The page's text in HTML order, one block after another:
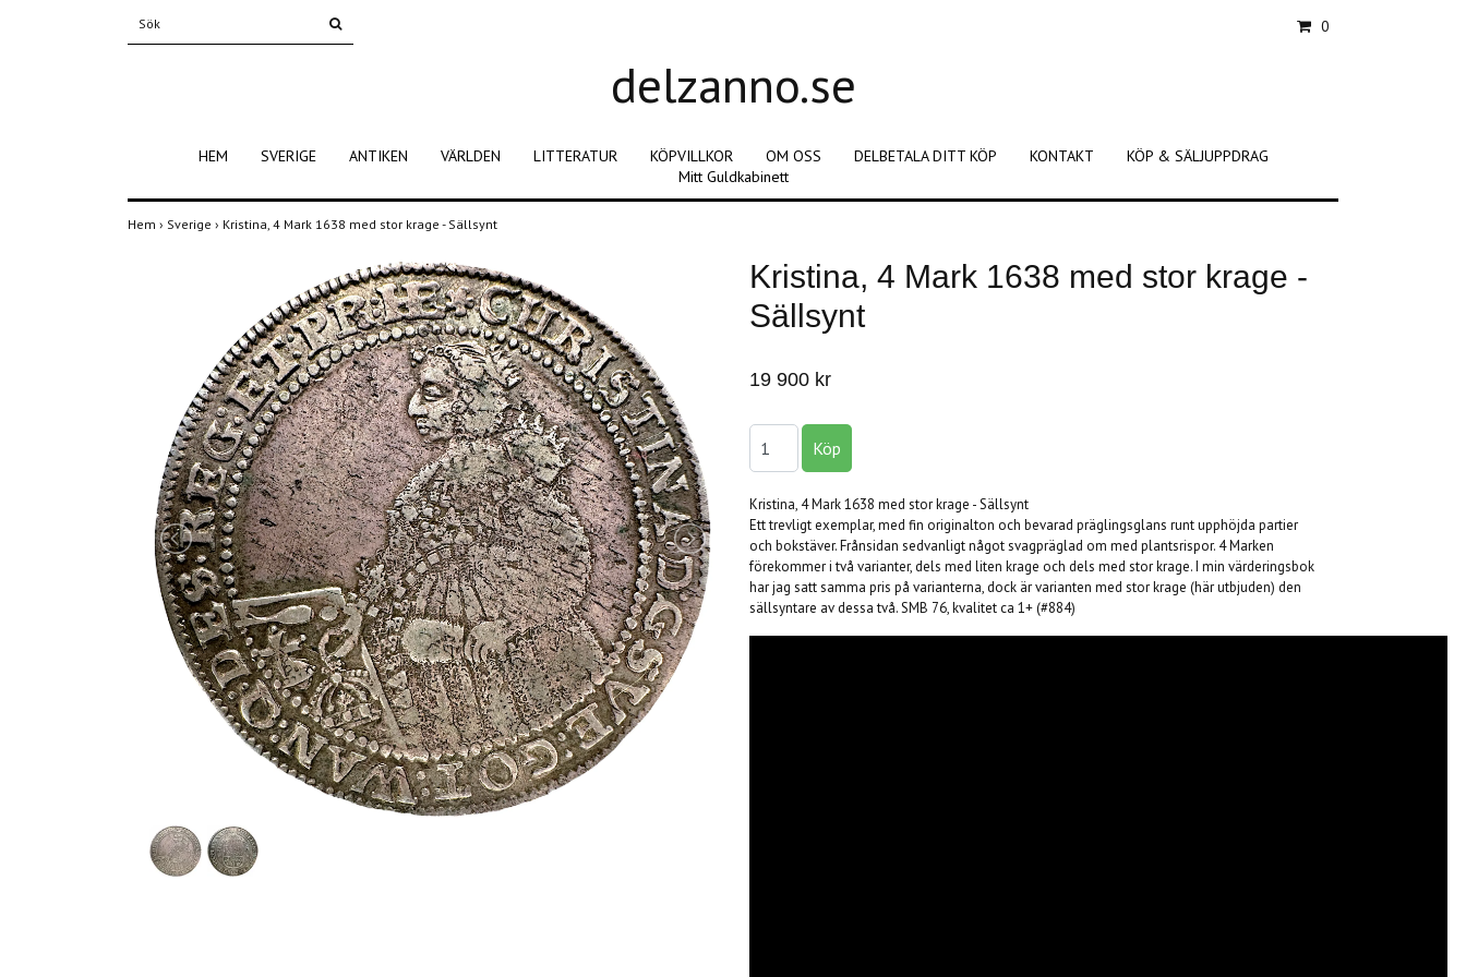
0
delzanno.se
HEM SVERIGE ANTIKEN VÄRLDEN LITTERATUR KÖPVILLKOR OM OSS DELBETALA DITT KÖP KONTAKT
KÖP & SÄLJUPPDRAG
Mitt Guldkabinett
Hem › Sverige › Kristina, 4 Mark 1638 med stor krage - Sällsynt
Kristina, 4 Mark 1638 med stor krage -
Sällsynt
19 900 kr
Kristina, 4 Mark 1638 med stor krage - Sällsynt
Ett trevligt exemplar, med fin originalton och bevarad präglingsglans runt upphöjda partier
och bokstäver. Frånsidan sedvanligt något svagpräglad om med plantsrispor. 4 Marken
förekommer i två varianter, dels med liten krage och dels med stor krage. I min värderingsbok
har jag satt samma pris på varianterna, dock är varianten med stor krage (här utbjuden) den
sällsyntare av dessa två. SMB 76, kvalitet ca 1+ (#884)